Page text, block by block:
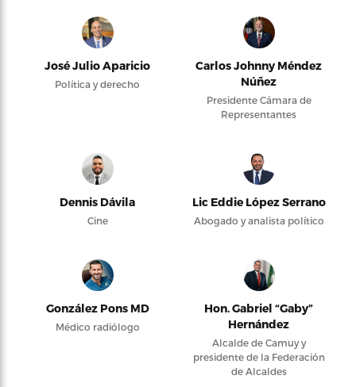
José Julio Aparicio
Política y derecho
Carlos Johnny Méndez
Núñez
Presidente Cámara de
Representantes
Dennis Dávila
Cine
Lic Eddie López Serrano
Abogado y analista político
González Pons MD
Médico radiólogo
Hon. Gabriel “Gaby”
Hernández
Alcalde de Camuy y
presidente de la Federación
de Alcaldes